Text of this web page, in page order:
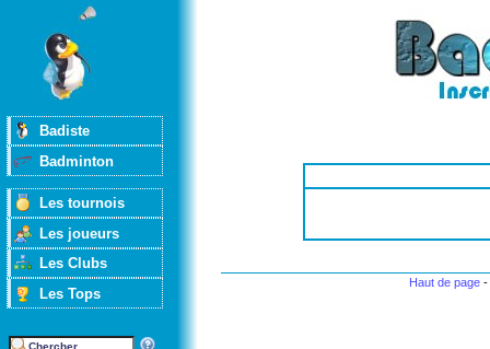
Badiste
Badminton
Les tournois
Les joueurs
Les Clubs
Les Tops
Haut de page